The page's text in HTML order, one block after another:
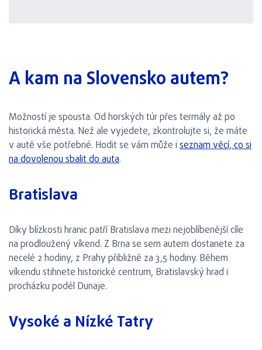
A kam na Slovensko autem?
Možností je spousta. Od horských túr přes termály až po
historická města. Než ale vyjedete, zkontrolujte si, že máte
v autě vše potřebné. Hodit se vám může i seznam věcí, co si
na dovolenou sbalit do auta.
Bratislava
Díky blízkosti hranic patří Bratislava mezi nejoblíbenější cíle
na prodloužený víkend. Z Brna se sem autem dostanete za
necelé 2 hodiny, z Prahy přibližně za 3,5 hodiny. Během
víkendu stihnete historické centrum, Bratislavský hrad i
procházku podél Dunaje.
Vysoké a Nízké Tatry